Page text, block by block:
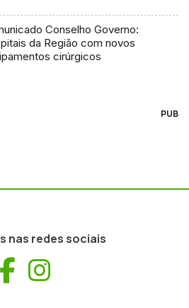
Conselho Governo:
da Região com novos
cirúrgicos
PUB
nas redes sociais
Facebook